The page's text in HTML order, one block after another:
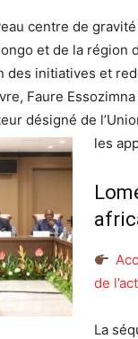
centre de
et de la région
initiatives et
Faure
désigné de
les
de
La